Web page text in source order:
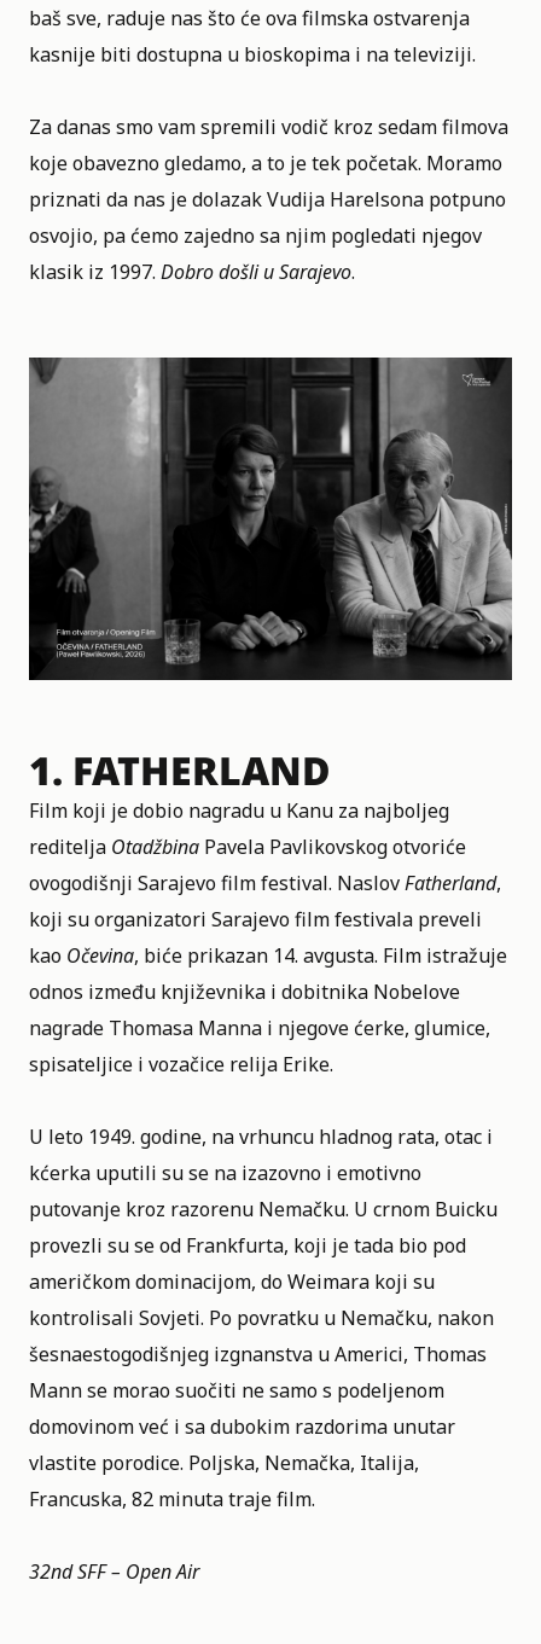
baš sve, raduje nas što će ova filmska ostvarenja
kasnije biti dostupna u bioskopima i na televiziji.
Za danas smo vam spremili vodič kroz sedam filmova
koje obavezno gledamo, a to je tek početak. Moramo
priznati da nas je dolazakVudija Harelsona potpuno
osvojio, pa ćemo zajedno sa njim pogledati njegov
klasik iz 1997. Dobro došli u Sarajevo.
1. FATHERLAND
Film koji je dobio nagradu u Kanu za najboljeg
reditelja Otadžbina Pavela Pavlikovskog otvoriće
ovogodišnji Sarajevo film festival. NaslovFatherland,
koji su organizatori Sarajevo film festivala preveli
kao Očevina, biće prikazan 14. avgusta. Film istražuje
odnos između književnika i dobitnika Nobelove
nagrade Thomasa Manna i njegove ćerke, glumice,
spisateljice i vozačice relija Erike.
U leto 1949. godine, na vrhuncu hladnog rata, otac i
kćerka uputili su se na izazovno i emotivno
putovanje kroz razorenu Nemačku. U crnom Buicku
provezli su se od Frankfurta, koji je tada bio pod
američkom dominacijom, do Weimara koji su
kontrolisali Sovjeti. Po povratku u Nemačku, nakon
šesnaestogodišnjeg izgnanstva u Americi, Thomas
Mann se morao suočiti ne samo s podeljenom
domovinom već i sa dubokim razdorima unutar
vlastite porodice. Poljska, Nemačka, Italija,
Francuska, 82 minuta traje film.
32nd SFF – Open Air